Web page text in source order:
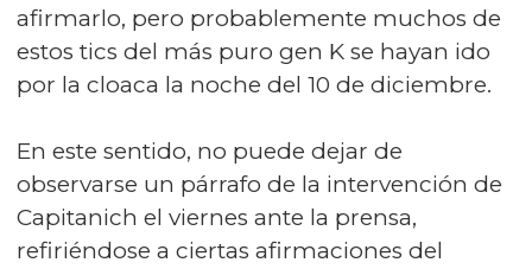
afirmarlo, pero probablemente muchos de
estos tics del más puro gen K se hayan ido
por la cloaca la noche del 10 de diciembre.
En este sentido, no puede dejar de
observarse un párrafo de la intervención de
Capitanich el viernes ante la prensa,
refiriéndose a ciertas afirmaciones del